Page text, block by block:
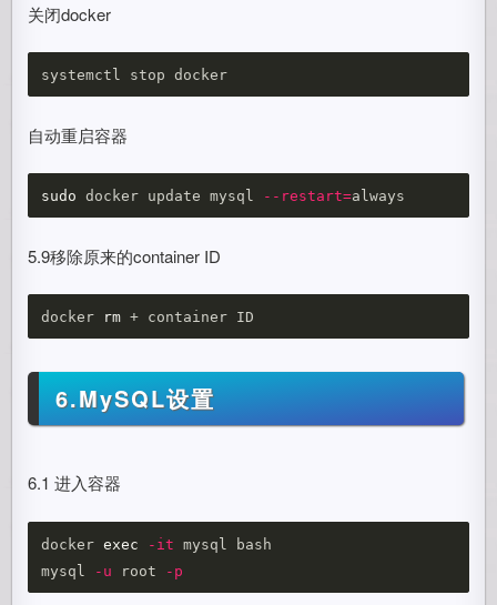
关闭docker
自动重启容器
sudo docker update mysql --restart=
5.9移除原来的container ID
docker rm
6.MySQL设置
6.1 进入容器
docker exec -it mysql bash
mysql
-u root -p